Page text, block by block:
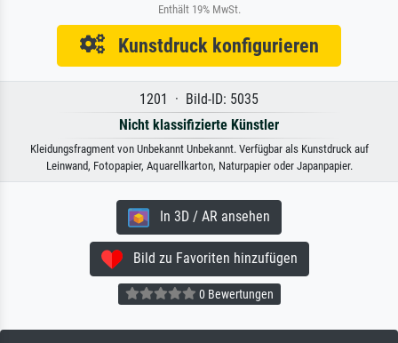
Enthält 19% MwSt.
Kunstdruck konfigurieren
1201 · Bild-ID: 5035
Nicht klassifizierte Künstler
Kleidungsfragment von Unbekannt Unbekannt. Verfügbar als Kunstdruck auf
Leinwand, Fotopapier, Aquarellkarton, Naturpapier oder Japanpapier.
In 3D / AR ansehen
Bild zu Favoriten hinzufügen
0 Bewertungen